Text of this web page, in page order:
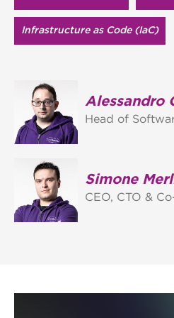
Infrastructure as Code (IaC)
Alessandro
Head of
Simone
CEO, CTO &